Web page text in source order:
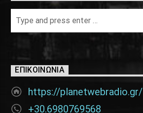
ΕΠΙΚΟΙΝΩΝΊΑ
https://planetwebradio.gr/
+30.6980769568